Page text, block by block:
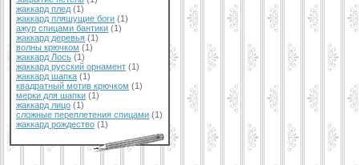
жаккард плед (1)
жаккард пляшущие боги (1)
ажур спицами бантики (1)
жаккард деревья (1)
волны крючком (1)
жаккард Лось (1)
жаккард русский орнамент (1)
жаккард шапка (1)
квадратный мотив крючком (1)
мерки для шапки (1)
жаккард лицо (1)
сложные переплетения спицами (1)
жаккард рождество (1)